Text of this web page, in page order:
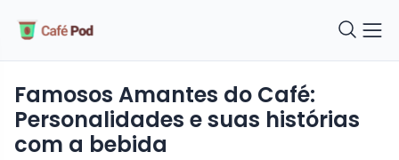
Famosos Amantes do Café:
Personalidades e suas histórias
com a bebida